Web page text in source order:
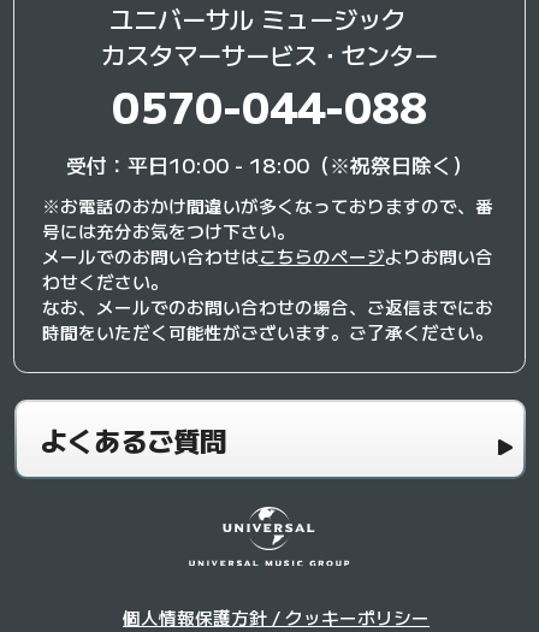
ユニバーサル ミュージック
カスタマーサービス・センター
0570-044-088
受付：平日10:00 - 18:00（※祝祭日除く）
※お電話のおかけ間違いが多くなっておりますので、番
号には充分お気をつけ下さい。
メールでのお問い合わせはこちらのページよりお問い合
わせください。
なお、メールでのお問い合わせの場合、ご返信までにお
時間をいただく可能性がございます。ご了承ください。
よくあるご質問
個人情報保護方針 / クッキーポリシー